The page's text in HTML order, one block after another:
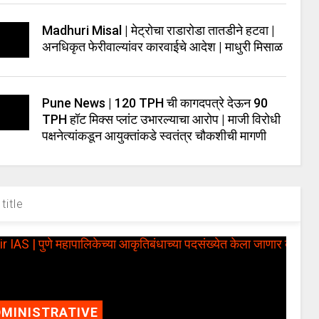
Madhuri Misal | मेट्रोचा राडारोडा तातडीने हटवा |
अनधिकृत फेरीवाल्यांवर कारवाईचे आदेश | माधुरी मिसाळ
Pune News | 120 TPH ची कागदपत्रे देऊन 90
TPH हॉट मिक्स प्लांट उभारल्याचा आरोप | माजी विरोधी
पक्षनेत्यांकडून आयुक्तांकडे स्वतंत्र चौकशीची मागणी